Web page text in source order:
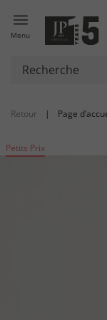
Menu
Retour | Page
Petits Prix